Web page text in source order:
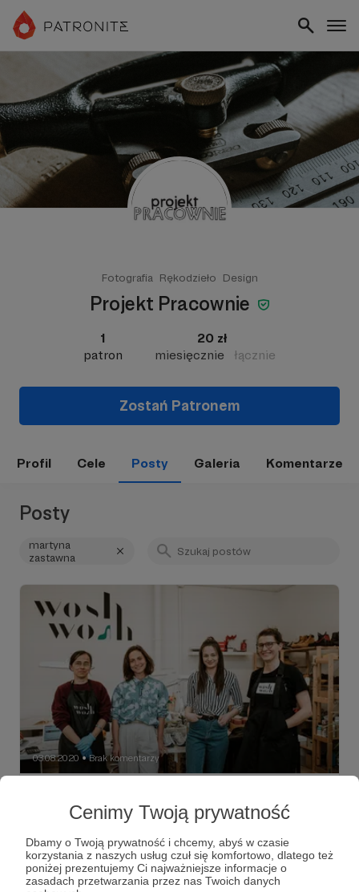
Cenimy Twoją prywatność
Dbamy o Twoją prywatność i chcemy, abyś w czasie
korzystania z naszych usług czuł się komfortowo, dlatego też
poniżej prezentujemy Ci najważniejsze informacje o
zasadach przetwarzania przez nas Twoich danych
Fotografia Rękodzieło Design
Projekt Pracownie
1
patron
20 zł
miesięcznie
łącznie
Zostań Patronem
Profil Cele Posty Galeria Komentarze
Posty
martyna
zastawna
03.08.2020 ● Brak komentarzy
„Obecnie definicja rzemieślnika z całą pewnością się
zmienia. W ogólnym rozumieniu rzemieślnik to bardzo
archaiczne sformułowanie. Taki rzemieślnik z czasów
PRL-u to zupełnie inny rzemieślnik niż ten, który działa
obecnie. Przede wszystkim dlatego, że świat się zmienia i
trzeba się do niego dostosować. My jako WoshWosh
stanowimy odpowiedź na nowe formy rzemiosła. I chociaż
projekt pracownie wosh wosh martyna zastawna